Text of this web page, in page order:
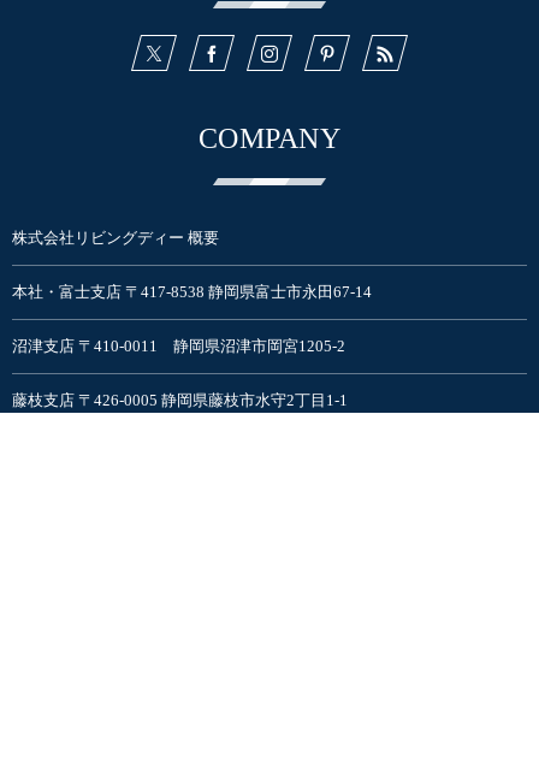
COMPANY
株式会社リビングディー 概要
本社・富士支店 〒417-8538 静岡県富士市永田67-14
沼津支店 〒410-0011 静岡県沼津市岡宮1205-2
藤枝支店 〒426-0005 静岡県藤枝市水守2丁目1-1